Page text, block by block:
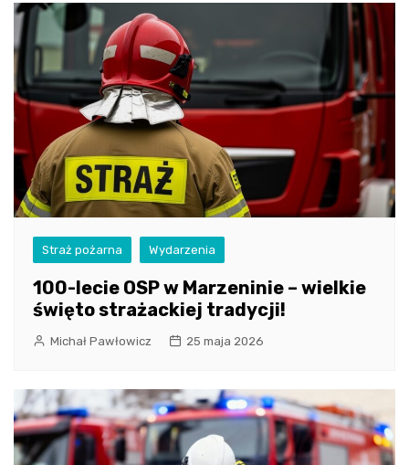
Straż pożarna Wydarzenia
100-lecie OSP w Marzeninie – wielkie
święto strażackiej tradycji!
Michał Pawłowicz 25 maja 2026